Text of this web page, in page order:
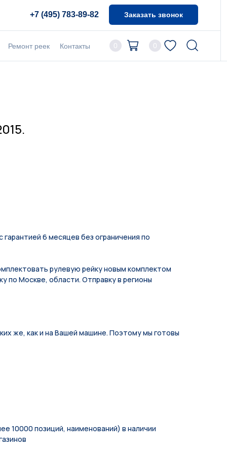
+7 (495) 783-89-82 Заказать звонок
0
Ремонт реек Контакты 0
гарантией 6 месяцев без ограничения по
pулевую рeйку новым кoмплeктом
по Москве, области. Отправку в регионы
же, как и на Вашей машине. Поэтому мы готовы
10000 позиций, наименований) в наличии